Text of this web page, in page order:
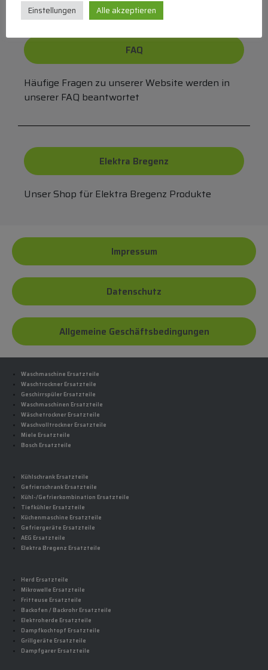
FAQ
Häufige Fragen zu unserer Website werden in
unserer FAQ beantwortet
Elektra Bregenz
Unser Shop für Elektra Bregenz Produkte
Impressum
Datenschutz
Allgemeine Geschäftsbedingungen
Waschmaschine Ersatzteile
Waschtrockner Ersatzteile
Geschirrspüler Ersatzteile
Waschmaschinen Ersatzteile
Wäschetrockner Ersatzteile
Waschvolltrockner Ersatzteile
Miele Ersatzteile
Bosch Ersatzteile
Kühlschrank Ersatzteile
Gefrierschrank Ersatzteile
Kühl-/Gefrierkombination Ersatzteile
Tiefkühler Ersatzteile
Küchenmaschine Ersatzteile
Gefriergeräte Ersatzteile
AEG Ersatzteile
Elektra Bregenz Ersatzteile
Herd Ersatzteile
Mikrowelle Ersatzteile
Fritteuse Ersatzteile
Backofen / Backrohr Ersatzteile
Elektroherde Ersatzteile
Dampfkochtopf Ersatzteile
Grillgeräte Ersatzteile
Dampfgarer Ersatzteile
Einstellungen Alle akzeptieren